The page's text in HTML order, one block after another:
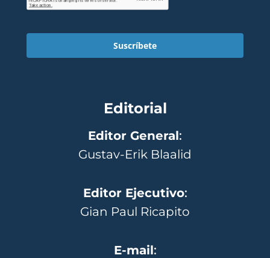
Suscríbete
Editorial
Editor General:
Gustav-Erik Blaalid
Editor Ejecutivo:
Gian Paul Ricapito
E-mail: